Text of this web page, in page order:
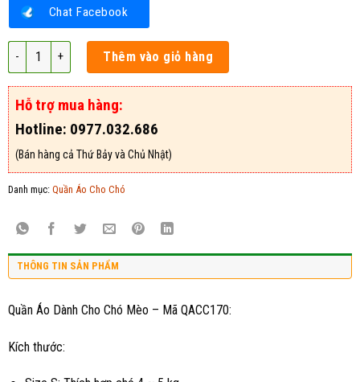
Chat Facebook
Quần Áo Dành Cho Chó Mèo - Mã QACC170 số lượng
Thêm vào giỏ hàng
Hỗ trợ mua hàng:
Hotline: 0977.032.686
(Bán hàng cả Thứ Bảy và Chủ Nhật)
Danh mục: Quần Áo Cho Chó
THÔNG TIN SẢN PHẨM
Quần Áo Dành Cho Chó Mèo – Mã QACC170:
Kích thước: